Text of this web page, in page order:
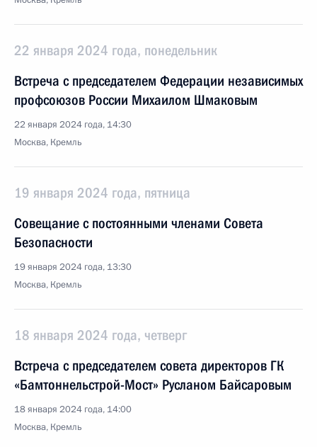
22 января 2024 года, понедельник
Встреча с председателем Федерации независимых
профсоюзов России Михаилом Шмаковым
22 января 2024 года, 14:30
Москва, Кремль
19 января 2024 года, пятница
Совещание с постоянными членами Совета
Безопасности
19 января 2024 года, 13:30
Москва, Кремль
18 января 2024 года, четверг
Встреча с председателем совета директоров ГК
«Бамтоннельстрой-Мост» Русланом Байсаровым
18 января 2024 года, 14:00
Москва, Кремль